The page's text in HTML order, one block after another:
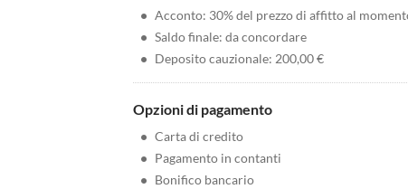
• Acconto: 30% del prezzo di affitto al
• Saldo finale: da concordare
• Deposito cauzionale: 200,00 €
Opzioni di pagamento
• Carta di credito
• Pagamento in contanti
• Bonifico bancario